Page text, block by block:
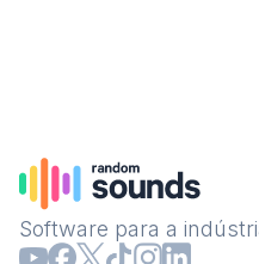
Software para a